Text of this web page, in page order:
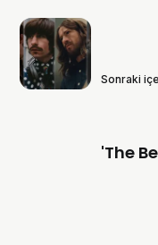
Sonraki
'The